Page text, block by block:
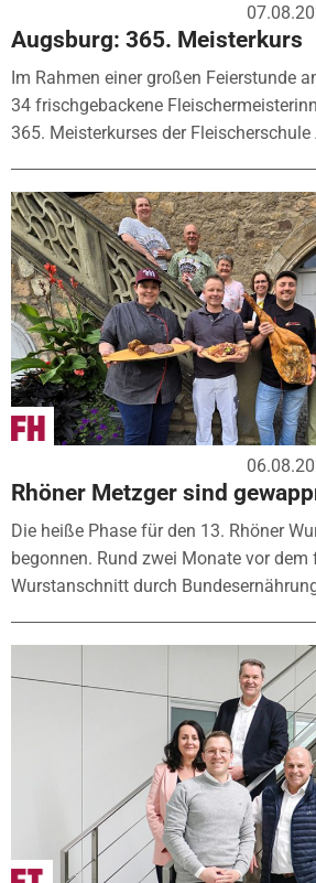
Augsburg: 365. Meisterkurs
Im Rahmen einer großen Feierstunde
34 frischgebackene
365. Meisterkurses der Fleischerschule
Rhöner Metzger sind
Die heiße Phase für den 13. Rhöner
begonnen. Rund zwei Monate vor dem
Wurstanschnitt durch